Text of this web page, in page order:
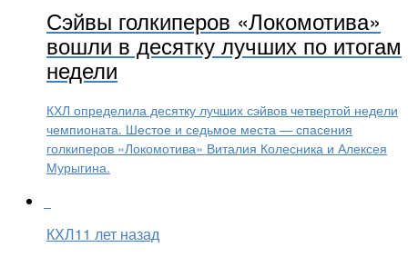
Сэйвы голкиперов «Локомотива»
вошли в десятку лучших по итогам
недели
КХЛ определила десятку лучших сэйвов четвертой недели
чемпионата. Шестое и седьмое места — спасения
голкиперов «Локомотива» Виталия Колесника и Алексея
Мурыгина.
КХЛ11 лет назад